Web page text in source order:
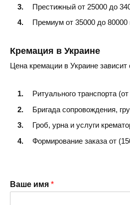
Престижный от 25000 до
Премиум от 35000 до 80000
Кремация в Украине
Цена кремации в Украине зависит
Ритуального транспорта (от
Бригада сопровождения,
Гроб, урна и услуги
Формирование заказа от
Ваше имя *